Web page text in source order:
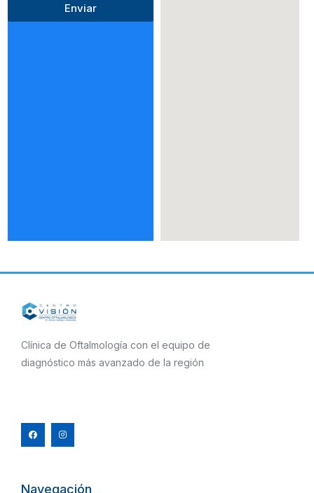
Enviar
Clínica de Oftalmología con el equipo de
diagnóstico más avanzado de la región
c
e
b
o
s
t
a
g
Navegación